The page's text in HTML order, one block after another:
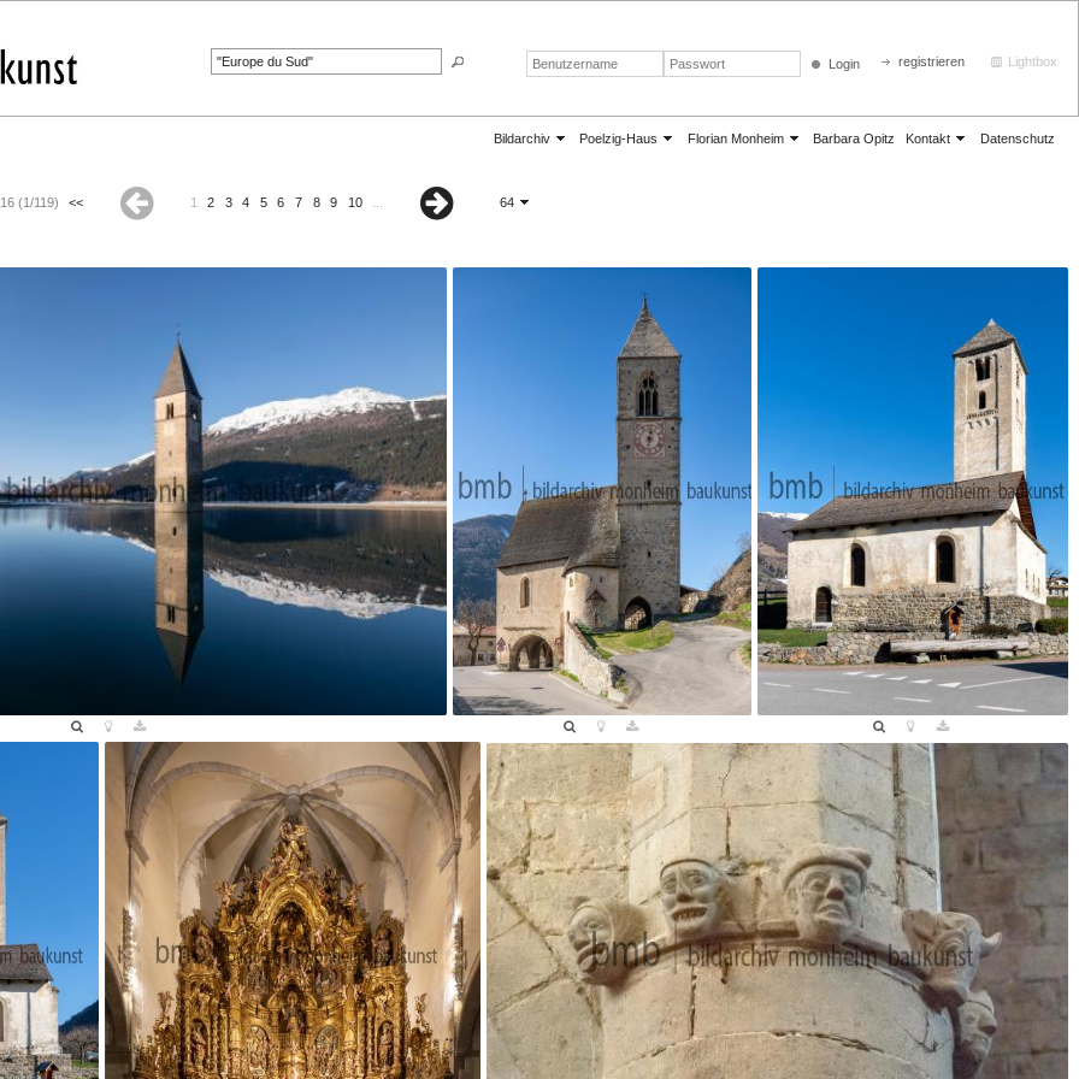
Bildarchiv Poelzig-Haus Florian Monheim Barbara Opitz Kontakt Datenschutz
Login registrieren Lightbox
(1/119) << 1 2 3 4 5 6 7 8 9 10 64